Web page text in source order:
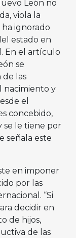
León no
viola la
ha ignorado
estado en
En el artículo
se
de las
nacimiento y
el
concebido,
se le tiene por
señala este
en imponer
por las
“Si
decidir en
de hijos,
de las